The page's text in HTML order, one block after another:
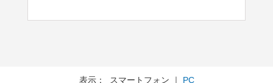
表示： スマートフォン ｜ PC